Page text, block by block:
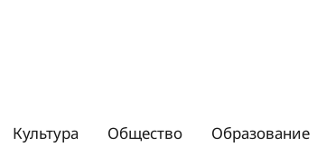
Культура Общество Образование